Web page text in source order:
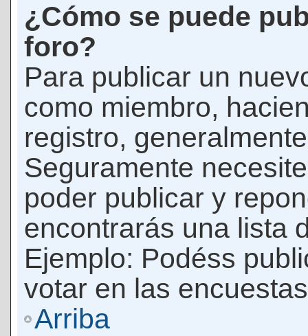
¿Cómo se puede
foro?
Para publicar un
como miembro,
registro,
Seguramente
poder publicar y
encontrarás una lista
Ejemplo: Podéss
votar en las
Arriba